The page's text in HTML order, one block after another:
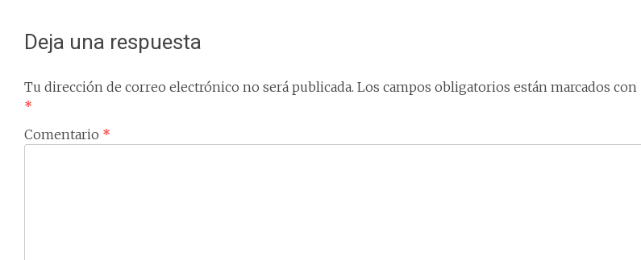
Deja una respuesta
Tu dirección de correo electrónico no será publicada. Los campos obligatorios están marcados con
*
Comentario *